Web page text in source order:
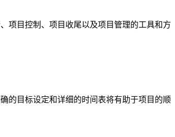
项目控制、项目收尾以及项目管理的工具和方
的目标设定和详细的时间表将有助于项目的顺